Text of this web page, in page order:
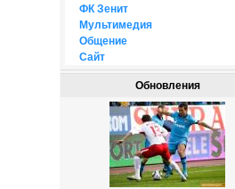
ФК Зенит
Мультимедия
Общение
Сайт
Обновления